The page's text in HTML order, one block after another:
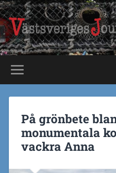
På grönbete
monumentala
vackra Anna